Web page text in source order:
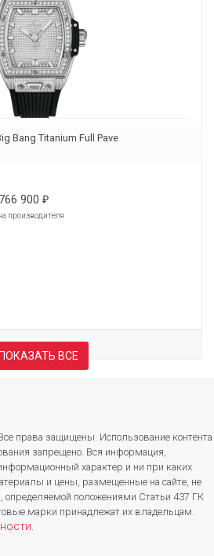
Bang Titanium Full Pave
900 ₽
производителя
ПОКАЗАТЬ ВСЕ
права защищены. Использование контента
запрещено. Вся информация,
характер и ни при каких
и цены, размещенные на сайте, не
определяемой положениями Статьи 437 ГК
марки принадлежат их владельцам.
.